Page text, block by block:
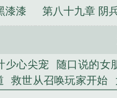
漆漆 第八十九章 阴
少心尖宠 随口说的女
救世从召唤玩家开始